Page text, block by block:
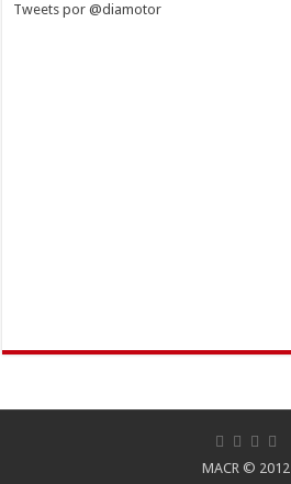
Tweets por @diamotor
MACR © 2012